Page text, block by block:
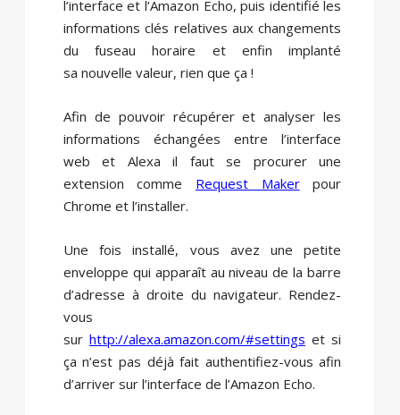
l’interface et l’Amazon Echo, puis identifié les
informations clés relatives aux changements
du fuseau horaire et enfin implanté
sa nouvelle valeur, rien que ça !
Afin de pouvoir récupérer et analyser les
informations échangées entre l’interface
web et Alexa il faut se procurer une
extension comme Request Makerpour
Chrome et l’installer.
Une fois installé, vous avez une petite
enveloppe qui apparaît au niveau de la barre
d’adresse à droite du navigateur. Rendez-
vous
sur http://alexa.amazon.com/#settings et si
ça n’est pas déjà fait authentifiez-vous afin
d’arriver sur l’interface de l’Amazon Echo.